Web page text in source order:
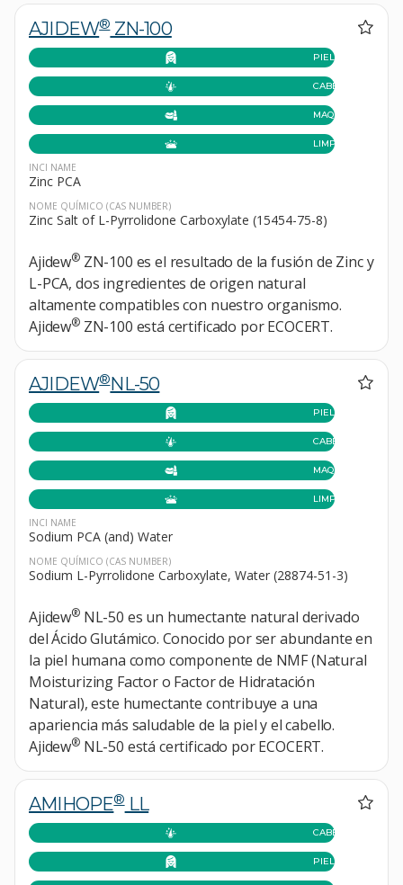
AJIDEW®ZN-100
PIEL
CABELLO
MAQUILLAJE
LIMPIEZA
INCI NAME
Zinc PCA
NOME QUÍMICO (CAS NUMBER)
Zinc Salt of L-Pyrrolidone Carboxylate (15454-75-8)
Ajidew®ZN-100 es el resultado de la fusión de Zinc y
L-PCA, dos ingredientes de origen natural
altamente compatibles con nuestro organismo.
Ajidew®ZN-100 está certificado por ECOCERT.
AJIDEW®NL-50
PIEL
CABELLO
MAQUILLAJE
LIMPIEZA
INCI NAME
Sodium PCA (and) Water
NOME QUÍMICO (CAS NUMBER)
Sodium L-Pyrrolidone Carboxylate, Water (28874-51-3)
Ajidew®NL-50 es un humectante natural derivado
del Ácido Glutámico. Conocido por ser abundante en
la piel humana como componente de NMF (Natural
Moisturizing Factor o Factor de Hidratación
Natural), este humectante contribuye a una
apariencia más saludable de la piel y el cabello.
Ajidew®NL-50 está certificado por ECOCERT.
AMIHOPE®LL
CABELLO
PIEL